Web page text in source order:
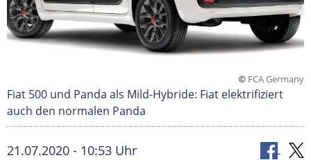
© FCA Germany
Fiat 500 und Panda als Mild-Hybride: Fiat elektrifiziert
auch den normalen Panda
21.07.2020 - 10:53 Uhr